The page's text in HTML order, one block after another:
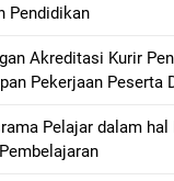
Pendidikan
Akreditasi Kurir
Pekerjaan Peserta
Pelajar dalam hal